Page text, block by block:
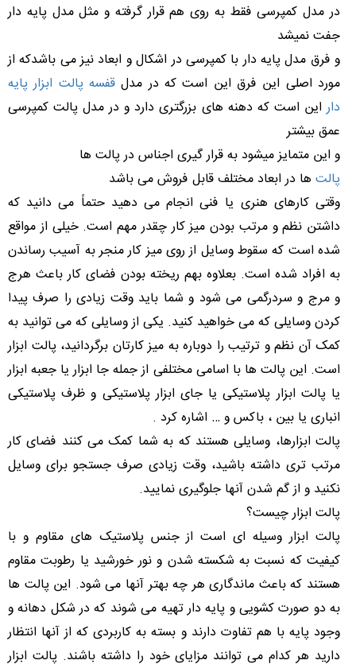
در مدل کمپرسی فقط به روی هم قرار گرفته و مثل مدل پایه دار
جفت نمیشد
و فرق مدل پایه دار با کمپرسی در اشکال و ابعاد نیز می باشدکه از
مورد اصلی این فرق این است که در مدل قفسه پالت ابزار پایه
داراین است که دهنه های بزرگتری دارد و در مدل پالت کمپرسی
عمق بیشتر
و این متمایز میشود به قرار گیری اجناس در پالت ها
پالت ها در ابعاد مختلف قابل فروش می باشد
وقتی کارهای هنری یا فنی انجام می دهید حتماً می دانید که
داشتن نظم و مرتب بودن میز کار چقدر مهم است. خیلی از مواقع
شده است که سقوط وسایل از روی میز کار منجر به آسیب رساندن
به افراد شده است. بعلاوه بهم ریخته بودن فضای کار باعث هرج
و مرج و سردرگمی می شود و شما باید وقت زیادی را صرف پیدا
کردن وسایلی که می خواهید کنید. یکی از وسایلی که می توانید به
کمک آن نظم و ترتیب را دوباره به میز کارتان برگردانید، پالت ابزار
است. این پالت ها با اسامی مختلفی از جمله جا ابزار یا جعبه ابزار
یا پالت ابزار پلاستیکی یا جای ابزار پلاستیکی و ظرف پلاستیکی
انباری یا بین ، باکس و … اشاره کرد .
پالت ابزارها، وسایلی هستند که به شما کمک می کنند فضای کار
مرتب تری داشته باشید، وقت زیادی صرف جستجو برای وسایل
نکنید و از گم شدن آنها جلوگیری نمایید.
پالت ابزار چیست؟
پالت ابزار وسیله ای است از جنس پلاستیک های مقاوم و با
کیفیت که نسبت به شکسته شدن و نور خورشید یا رطوبت مقاوم
هستند که باعث ماندگاری هر چه بهتر آنها می شود. این پالت ها
به دو صورت کشویی و پایه دار تهیه می شوند که در شکل دهانه و
وجود پایه با هم تفاوت دارند و بسته به کاربردی که از آنها انتظار
دارید هر کدام می توانند مزایای خود را داشته باشند. پالت ابزار